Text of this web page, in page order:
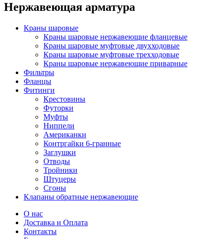
Нержавеющая арматура
Краны шаровые
Краны шаровые нержавеющие фланцевые
Краны шаровые муфтовые двухходовые
Краны шаровые муфтовые трехходовые
Краны шаровые нержавеющие приварные
Фильтры
Фланцы
Фитинги
Крестовины
Футорки
Муфты
Ниппели
Американки
Контргайки 6-гранные
Заглушки
Отводы
Тройники
Штуцеры
Сгоны
Клапаны обратные нержавеющие
О нас
Доставка и Оплата
Контакты